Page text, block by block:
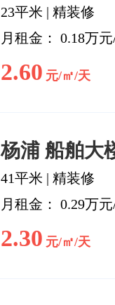
23平米 | 精装修
月租金： 0.18万
2.60 元/㎡/天
杨浦 船舶大
41平米 | 精装修
月租金： 0.29万
2.30 元/㎡/天